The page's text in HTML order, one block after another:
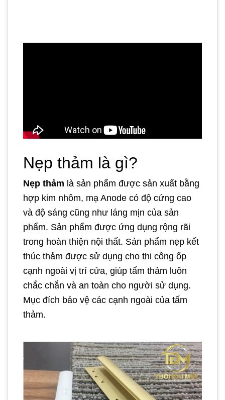
Nẹp thảm là gì?
Nẹp thảm là sản phẩm được sản xuất bằng
hợp kim nhôm, mạ Anode có độ cứng cao
và độ sáng cũng như láng mịn của sản
phẩm. Sản phẩm được ứng dụng rộng rãi
trong hoàn thiện nội thất. Sản phẩm nẹp kết
thúc thảm được sử dụng cho thi công ốp
cạnh ngoài vị trí cửa, giúp tấm thảm luôn
chắc chắn và an toàn cho người sử dụng.
Mục đích bảo vệ các cạnh ngoài của tấm
thảm.